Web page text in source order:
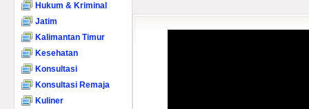
Hukum & Kriminal
Jatim
Kalimantan Timur
Kesehatan
Konsultasi
Konsultasi Remaja
Kuliner